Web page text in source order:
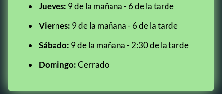
Jueves: 9 de la mañana - 6 de la tarde
Viernes: 9 de la mañana - 6 de la tarde
Sábado: 9 de la mañana - 2:30 de la tarde
Domingo:Cerrado